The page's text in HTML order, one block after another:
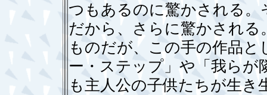
つもあるのに驚かされる
だから、さらに驚かされる
ものだが、この手の作品
ー・ステップ」や「我らが
も主人公の子供たちが生き